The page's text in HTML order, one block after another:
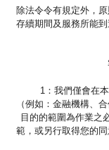
除法令令有規定外，
存續期間及服務所能
1：我們僅會在本
（例如：金融機構、
目的的範圍為作業之
範，或另行取得您的